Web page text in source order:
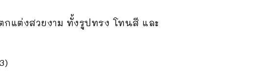
กแต่งสวยงาม ทั้งรูปทรง โทนสี และ